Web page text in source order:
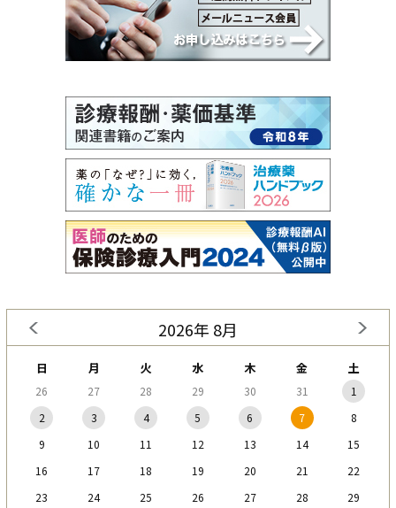
2026年 8月
日 月 火 水 木 金 土
26 27 28 29 30 31
1
2
3 4 5 6 7
8
9
10 11 12 13 14
15
16
17 18 19 20 21
22
23
24 25 26 27 28
29